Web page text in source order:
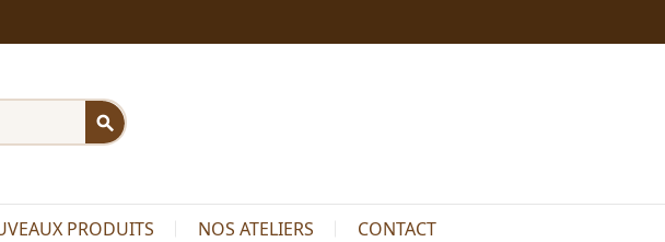
search
PRODUITS NOS ATELIERS CONTACT